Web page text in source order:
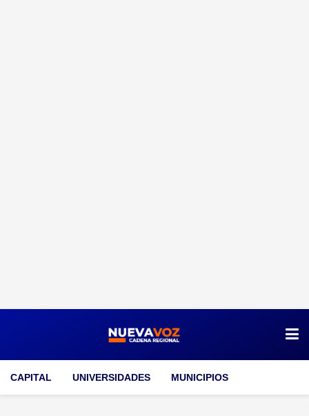
CAPITAL UNIVERSIDADES MUNICIPIOS